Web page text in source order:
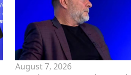
August 7, 2026